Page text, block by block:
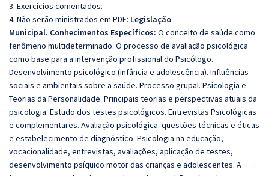
3. Exercícios comentados.
4. Não serão ministrados em PDF: Legislação
Municipal. Conhecimentos Específicos: O conceito de saúde como
fenômeno multideterminado. O processo de avaliação psicológica
como base para a intervenção profissional do Psicólogo.
Desenvolvimento psicológico (infância e adolescência). Influências
sociais e ambientais sobre a saúde. Processo grupal. Psicologia e
Teorias da Personalidade. Principais teorias e perspectivas atuais da
psicologia. Estudo dos testes psicológicos. Entrevistas Psicológicas
e complementares. Avaliação psicológica: questões técnicas e éticas
e estabelecimento de diagnóstico. Psicologia na educação,
vocacionalidade, entrevistas, avaliações, aplicação de testes,
desenvolvimento psíquico motor das crianças e adolescentes. A